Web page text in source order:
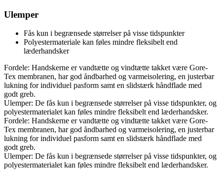
Ulemper
Fås kun i begrænsede størrelser på visse tidspunkter
Polyestermateriale kan føles mindre fleksibelt end
læderhandsker
Fordele: Handskerne er vandtætte og vindtætte takket være Gore-
Tex membranen, har god åndbarhed og varmeisolering, en justerbar
lukning for individuel pasform samt en slidstærk håndflade med
godt greb.
Ulemper: De fås kun i begrænsede størrelser på visse tidspunkter, og
polyestermaterialet kan føles mindre fleksibelt end læderhandsker.
Fordele: Handskerne er vandtætte og vindtætte takket være Gore-
Tex membranen, har god åndbarhed og varmeisolering, en justerbar
lukning for individuel pasform samt en slidstærk håndflade med
godt greb.
Ulemper: De fås kun i begrænsede størrelser på visse tidspunkter, og
polyestermaterialet kan føles mindre fleksibelt end læderhandsker.